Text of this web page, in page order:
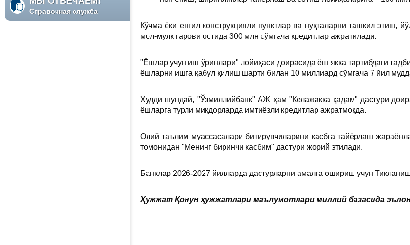
Справочная служба
Кўчма ёки енгил конструкцияли пунктлар ва нуқталарни ташкил этиш,
мол-мулк гарови остида 300 млн сўмгача кредитлар ажратилади.
"Ёшлар учун иш ўринлари" лойиҳаси доирасида ёш якка тартибдаги
ёшларни ишга қабул қилиш шарти билан 10 миллиард сўмгача 7 йил
Худди шундай, "Ўзмиллийбанк" АЖ ҳам "Келажакка қадам" дастури
ёшларга турли миқдорларда имтиёзли кредитлар ажратмоқда.
Олий таълим муассасалари битирувчиларини касбга тайёрлаш
томонидан "Менинг биринчи касбим" дастури жорий этилади.
Банклар 2026-2027 йилларда дастурларни амалга ошириш учун
Ҳужжат Қонун ҳужжатлари маълумотлари миллий базасида эълон